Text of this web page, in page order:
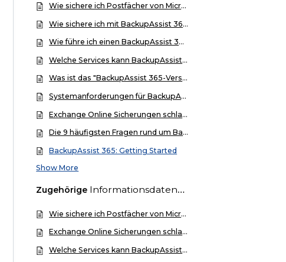
Wie sichere ich Postfächer von Microsoft 365 (vormals Office 365) mit BackupAssist 365?
Wie sichere ich mit BackupAssist 365 OneDrive for Business?
Wie führe ich einen BackupAssist 365-Restore durch?
Welche Services kann BackupAssist 365 sichern?
Was ist das "BackupAssist 365-Versioning" und wann sollte man es einsetzen?
Systemanforderungen für BackupAssist 365
Exchange Online Sicherungen schlagen mit BackupAssist 365 fehl
Die 9 häufigsten Fragen rund um BackupAssist 365
BackupAssist 365: Getting Started
Show More
Zugehörige Informationsdatenbank
Wie sichere ich Postfächer von Microsoft 365 (vormals Office 365) mit BackupAssist 365?
Exchange Online Sicherungen schlagen mit BackupAssist 365 fehl
Welche Services kann BackupAssist 365 sichern?